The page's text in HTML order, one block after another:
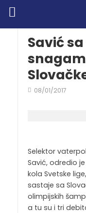
Savić
08/01/2017
Selektor
Savić, odredio
kola Svetske
sastaje sa
olimpijskih
a tu su i tri